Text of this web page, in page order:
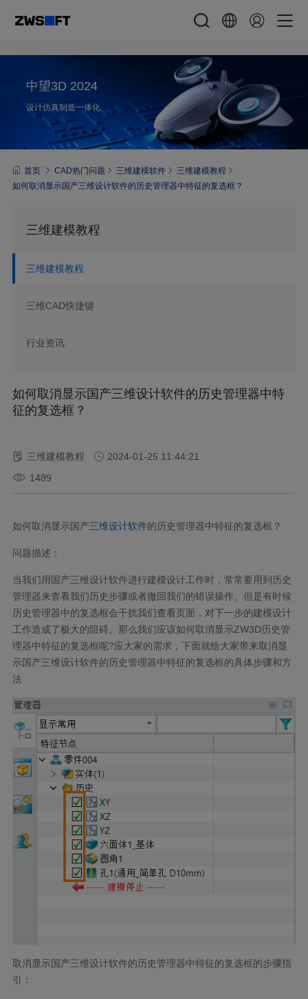
中望3D 2024
设计仿真制造一体化
首页 CAD热门问题 三维建模软件
三维建模教程
如何取消显示国产三维设计软件的历史管理器中特征的复选框？
三维建模教程
三维建模教程
三维CAD快捷键
行业资讯
如何取消显示国产三维设计软件的历史管理器中特
征的复选框？
三维建模教程
2024-01-25 11:44:21
1489
如何取消显示国产三维设计软件的历史管理器中特征的复选框？
问题描述：
当我们用国产三维设计软件进行建模设计工作时，常常要用到历史
管理器来查看我们历史步骤或者撤回我们的错误操作。但是有时候
历史管理器中的复选框会干扰我们查看页面，对下一步的建模设计
工作造成了极大的阻碍。那么我们应该如何取消显示ZW3D历史管
理器中特征的复选框呢?应大家的需求，下面就给大家带来取消显
示国产三维设计软件的历史管理器中特征的复选框的具体步骤和方
法
取消显示国产三维设计软件的历史管理器中特征的复选框的步骤指
引：